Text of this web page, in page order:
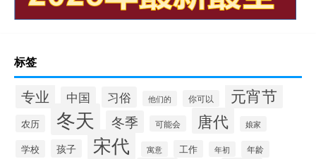
标签
专业 中国 习俗 他们的 你可以 元宵节
农历 冬天 冬季 可能会 唐代 娘家
学校 孩子 宋代 寓意 工作 年初 年龄